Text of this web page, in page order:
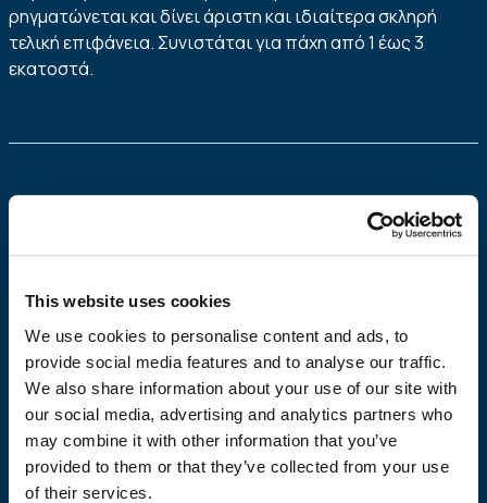
This website uses cookies
We use cookies to personalise content and ads, to
provide social media features and to analyse our traffic.
We also share information about your use of our site with
our social media, advertising and analytics partners who
may combine it with other information that you’ve
provided to them or that they’ve collected from your use
of their services.
ρηγματώνεται και δίνει άριστη και ιδιαίτερα σκληρή
τελική επιφάνεια. Συνιστάται για πάχη από 1 έως 3
εκατοστά.
Άριστη πρόσφυση
Αντοχή στην υγρασία και στον παγετό
Αποφυγή ρηγματώσεων
Άριστη τελική επιφάνεια
Εσωτερική και εξωτερική χρήση
Ταχύτητα παρασκευής – Ευκολία εφαρμογής
Άριστη εργασιμότητα
Σταθερή ποιότητα